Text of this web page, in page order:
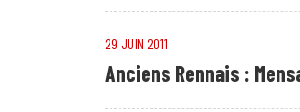
29 JUIN 2011
Anciens Rennais :